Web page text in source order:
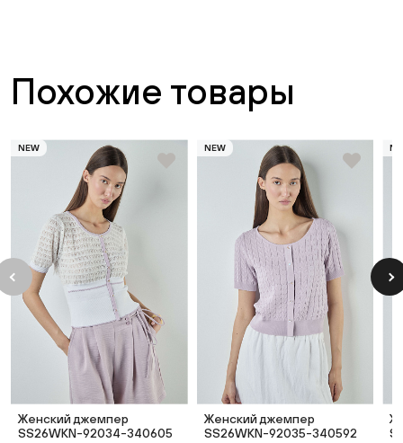
Похожие товары
NEW
Женский джемпер
SS26WKN-92034-340605
NEW
Женский джемпер
SS26WKN-92035-340592